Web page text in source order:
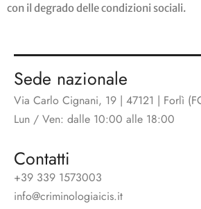
con il degrado delle condizioni sociali.
Sede nazionale
Via Carlo Cignani, 19 | 47121 | Forlì
Lun / Ven: dalle 10:00 alle 18:00
Contatti
+39 339 1573003
info@criminologiaicis.it